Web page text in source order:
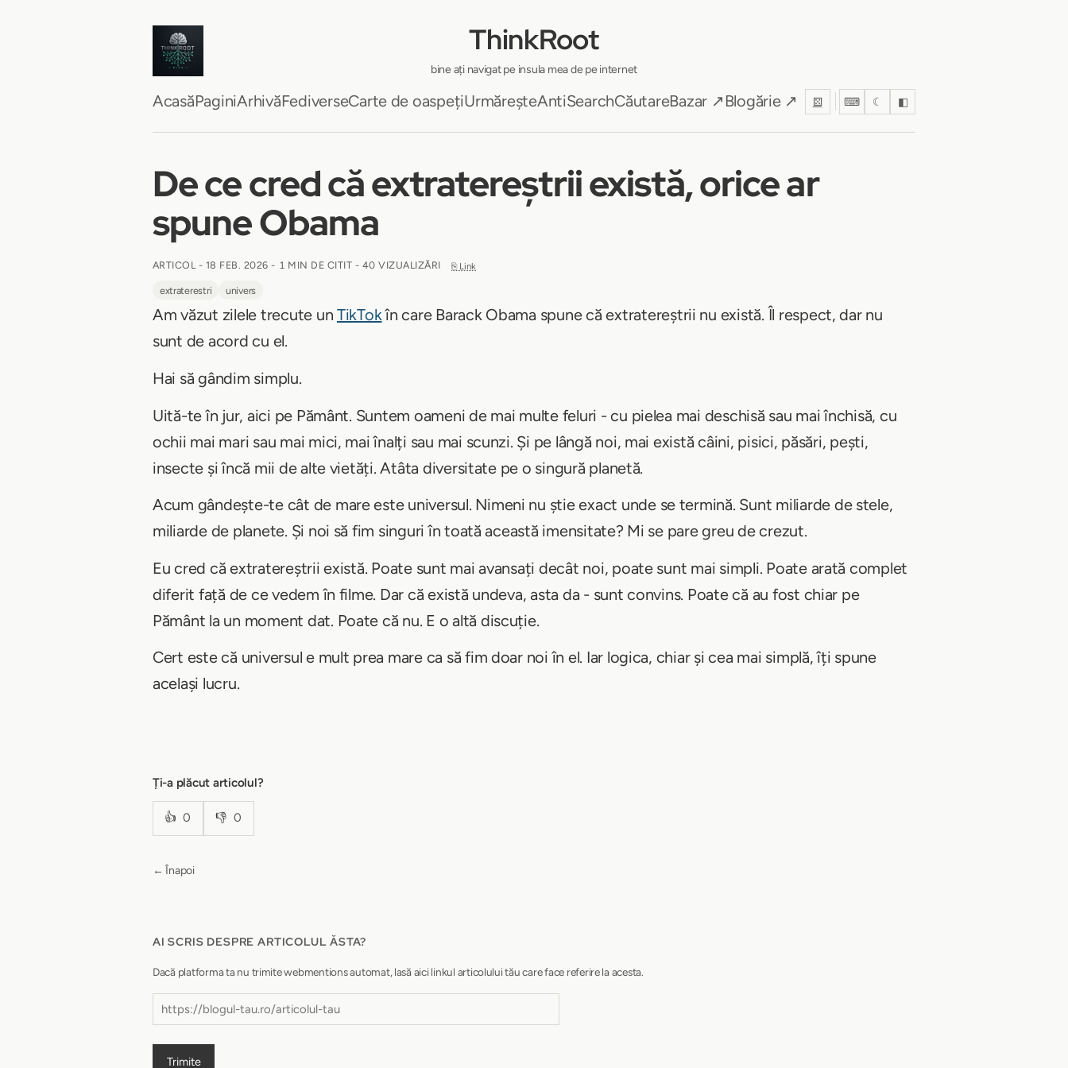
ThinkRoot
bine ați navigat pe insula mea de pe internet
AcasăPaginiArhivăFediverseCarte de oaspețiUrmăreșteAntiSearchCăutareBazar ↗ Blogărie ↗ ⚄ ⌨ ☾ ◧
De ce cred că extratereștrii există, orice ar
spune Obama
ARTICOL - 18 FEB. 2026 - 1 MIN DE CITIT - 40 VIZUALIZĂRI ⎘ Link
extraterestri univers
Am văzut zilele trecute un TikTokîn care Barack Obama spune că extratereștrii nu există. Îl respect, dar nu
sunt de acord cu el.
Hai să gândim simplu.
Uită-te în jur, aici pe Pământ. Suntem oameni de mai multe feluri - cu pielea mai deschisă sau mai închisă, cu
ochii mai mari sau mai mici, mai înalți sau mai scunzi. Și pe lângă noi, mai există câini, pisici, păsări, pești,
insecte și încă mii de alte vietăți. Atâta diversitate pe o singură planetă.
Acum gândește-te cât de mare este universul. Nimeni nu știe exact unde se termină. Sunt miliarde de stele,
miliarde de planete. Și noi să fim singuri în toată această imensitate? Mi se pare greu de crezut.
Eu cred că extratereștrii există. Poate sunt mai avansați decât noi, poate sunt mai simpli. Poate arată complet
diferit față de ce vedem în filme. Dar că există undeva, asta da - sunt convins. Poate că au fost chiar pe
Pământ la un moment dat. Poate că nu. E o altă discuție.
Cert este că universul e mult prea mare ca să fim doar noi în el. Iar logica, chiar și cea mai simplă, îți spune
același lucru.​​​​​​​​​​​​​​​​
Ți-a plăcut articolul?
👍 0 👎 0
← Înapoi
AI SCRIS DESPRE ARTICOLUL ĂSTA?
Dacă platforma ta nu trimite webmentions automat, lasă aici linkul articolului tău care face referire la acesta.
Trimite